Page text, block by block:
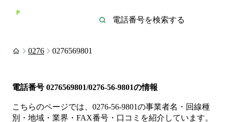
0276 0276569801
電話番号 0276569801/0276-56-9801の情報
こちらのページでは、 0276-56-9801の事業者名・回線種
別・地域・業界・FAX番号・口コミを紹介しています。